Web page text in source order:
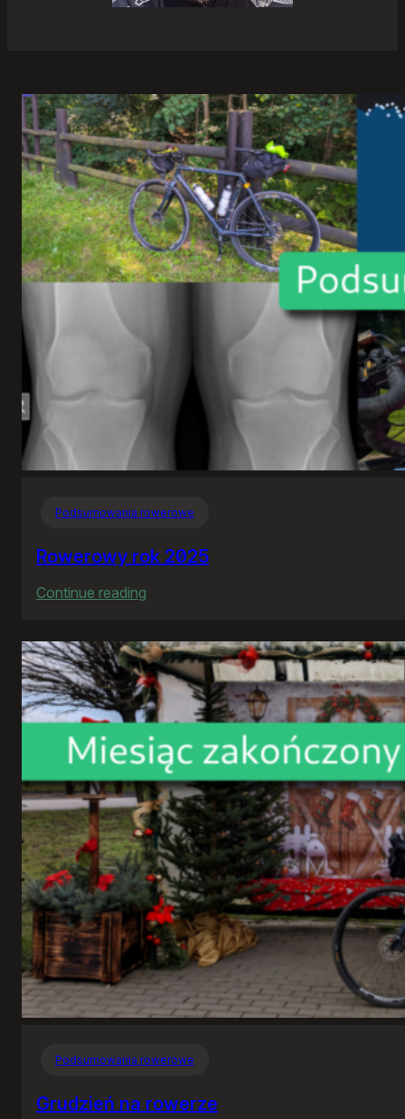
Podsumowania rowerowe
Rowerowy rok 2025
Continue reading
rok
2025
Podsumowania rowerowe
Grudzień na rowerze